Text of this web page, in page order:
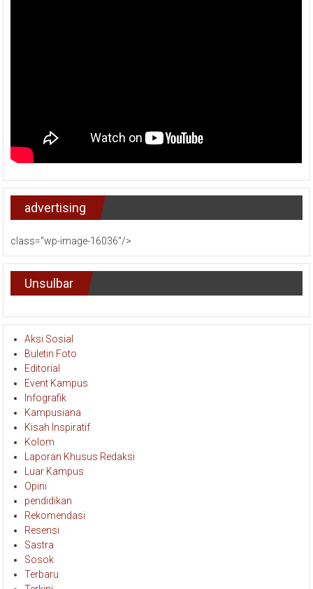
advertising
class="wp-image-16036"/>
Unsulbar
Aksi Sosial
Buletin Foto
Editorial
Event Kampus
Infografik
Kampusiana
Kisah Inspiratif
Kolom
Laporan Khusus Redaksi
Luar Kampus
Opini
pendidikan
Rekomendasi
Resensi
Sastra
Sosok
Terbaru